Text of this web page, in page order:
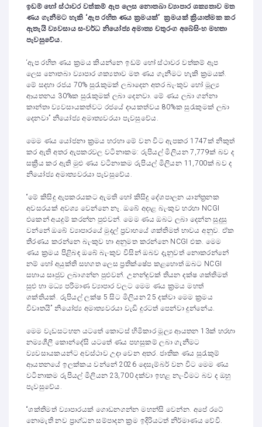
ඉඩම් හෝ ස්ථාවර වත්කම් ඇප ලෙස නොතබා ව්‍යාපාර ශක්‍යතාව මත
ණය ගැනීමට හැකි ‘ඇප රහිත ණය ක්‍රමයක්’ ක්‍රමයක් ක්‍රියාත්මක කර
ඇතැයි ව්‍යවසාය සංවර්ධ නියෝජ්‍ය අමාත්‍ය චතුරංග අබේසිංහ මහතා
පැවසුවේය.
‘ඇප රහිත ණය ක්‍රමය කියන්නෙ ඉඩම් හෝ ස්ථාවර වත්කම් ඇප
ලෙස නොතබා ව්‍යාපාර ශක්‍යතාව මත ණය ගැනීමට හැකි ක්‍රමයක්.
මේ සදහා රජය 70% සුරැකුමක් ලබාදෙන අතර බැංකුව හෝ මූල්‍ය
ආයතනය 30%ක සුරැකුමක් ලබා දෙනවා. මේ ණය ලබා ගන්නා
කාන්තා ව්‍යවසායකත්වට රජයේ දායකත්වය 80%ක සුරැකුමක් ලබා
දෙනවා” නියෝජ්‍ය අමාත්‍යවරයා පැවසුවේය.
මෙම ණය යෝජනා ක්‍රමය හරහා මේ වන විට ඇපකර 1747ක් නිකුත්
කර ඇති අතර ඇපකරවල වටිනාකම: රුපියල් මිලියන 7,779ක් බව ද
සක්‍රීය කර ඇති මුළු ණය වටිනාකම රුපියල් මිලියන 11,700ක් බව ද
නියෝජ්‍ය අමාත්‍යවරයා පැවසුවේය.
“මේ කිසිදු ඇපකරයකට ඇමති හෝ කිසිදු දේශපාලන යාන්ත්‍රනක
අවසරයක් අවශ්‍ය වෙන්නෙ නෑ. ඔබේ අදාළ බැංකුව හරහා NCGI
එකෙන් අයදුම් කරන්න පුළුවන්. මෙම ණය ඔබට ලබා දෙන්න සුදුසු
වන්නේ ඔබේ ව්‍යාපාරයේ මුදල් ප්‍රවාහයේ ශක්තිමත් භාවය අනුව. ඒක
තීරණය කරන්නෙ බැංකුව හා අනුමත කරන්නෙ NCGI එක. මෙම
ණය ක්‍රමය පිළිබඳ ඔබේ බැංකුව විසින් ඔබව දැනුවත් නොකරන්නේ
නම් හෝ අයුක්ති සහගත ලෙස ප්‍රතික්ෂේප කළහොත් ඔබට NCGI
සහාය සෘජුව ලබාගන්න පුළුවන්. උනන්දුවක් තියන දක්ෂ ශක්තිමත්
සුළු හා මධ්‍ය පරිමාණ ව්‍යාපාර වලට මෙම ණය ක්‍රමය මහත්
ශක්තියක්. රුපියල් ලක්ෂ 5 සිට මිලියන 25 දක්වා මෙම ක්‍රමය
විවෘතයි” නියෝජ්‍ය අමාත්‍යවරයා වැඩි දුරටත් පෙන්වා දුන්නේය.
මෙම වැඩසටහන යටතේ කොටස් හිමිකාර මූල්‍ය ආයතන 13ක් හරහා
නම්‍යශීලී කොන්දේසි යටතේ ණය පහසුකම් ලබා ගැනීමට
ව්‍යවසායකයන්ට අවස්ථාව උදා වෙන අතර. ජාතික ණය සුරැකුම්
ආයතනයේ ඉලක්කය වන්නේ 2026 දෙසැම්බර් වන විට මෙම ණය
වටිනාකම රුපියල් මිලියන 23,700 දක්වා ඉහළ නැංවීමට බව ද ඔහු
පැවසුවේය.
“ශක්තිමත් ව්‍යාපාරයක් ගොඩනගන්න මහන්සි වෙන්න. අපේ රටේ
නොමැති නව ප්‍රාග්ධන සම්පාදන ක්‍රම ඉදිරියටත් නිර්මාණය වේවි.